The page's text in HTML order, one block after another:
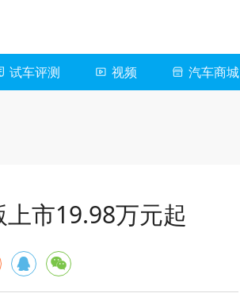
试车评测 视频 汽车商城
市19.98万元起